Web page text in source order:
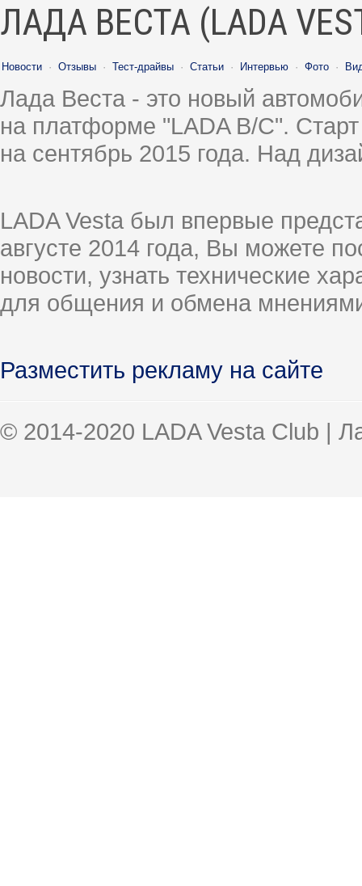
ЛАДА ВЕСТА (LADA
Новости · Отзывы · Тест-драйвы · Статьи · Интервью · Фото ·
Лада Веста - это новый
на платформе "LADA B/C".
на сентябрь 2015 года. Над
LADA Vesta был впервые
августе 2014 года, Вы можете
новости, узнать технические
для общения и обмена
Разместить рекламу на сайте
© 2014-2020 LADA Vesta Club |